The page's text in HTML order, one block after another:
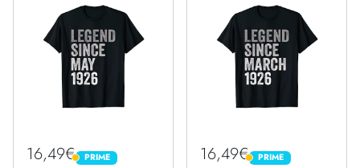
16,49€ PRIME
PRIME 16,49€ PRIME
PRIME